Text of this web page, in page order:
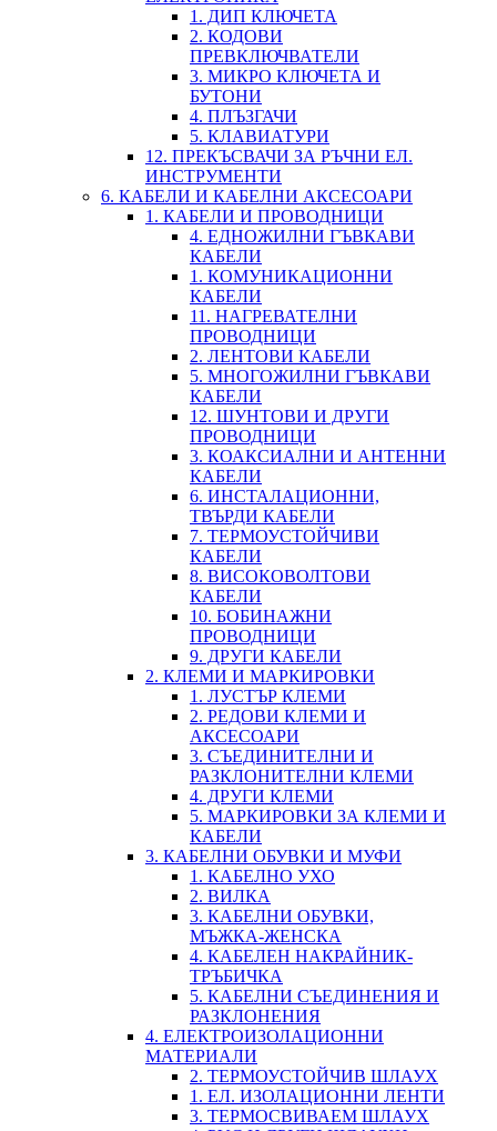
1. ДИП КЛЮЧЕТА
2. КОДОВИ
ПРЕВКЛЮЧВАТЕЛИ
3. МИКРО КЛЮЧЕТА И
БУТОНИ
4. ПЛЪЗГАЧИ
5. КЛАВИАТУРИ
12. ПРЕКЪСВАЧИ ЗА РЪЧНИ ЕЛ.
ИНСТРУМЕНТИ
6. КАБЕЛИ И КАБЕЛНИ АКСЕСОАРИ
1. КАБЕЛИ И ПРОВОДНИЦИ
4. ЕДНОЖИЛНИ ГЪВКАВИ
КАБЕЛИ
1. КОМУНИКАЦИОННИ
КАБЕЛИ
11. НАГРЕВАТЕЛНИ
ПРОВОДНИЦИ
2. ЛЕНТОВИ КАБЕЛИ
5. МНОГОЖИЛНИ ГЪВКАВИ
КАБЕЛИ
12. ШУНТОВИ И ДРУГИ
ПРОВОДНИЦИ
3. КОАКСИАЛНИ И АНТЕННИ
КАБЕЛИ
6. ИНСТАЛАЦИОННИ,
ТВЪРДИ КАБЕЛИ
7. ТЕРМОУСТОЙЧИВИ
КАБЕЛИ
8. ВИСОКОВОЛТОВИ
КАБЕЛИ
10. БОБИНАЖНИ
ПРОВОДНИЦИ
9. ДРУГИ КАБЕЛИ
2. КЛЕМИ И МАРКИРОВКИ
1. ЛУСТЪР КЛЕМИ
2. РЕДОВИ КЛЕМИ И
АКСЕСОАРИ
3. СЪЕДИНИТЕЛНИ И
РАЗКЛОНИТЕЛНИ КЛЕМИ
4. ДРУГИ КЛЕМИ
5. МАРКИРОВКИ ЗА КЛЕМИ И
КАБЕЛИ
3. КАБЕЛНИ ОБУВКИ И МУФИ
1. КАБЕЛНО УХО
2. ВИЛКА
3. КАБЕЛНИ ОБУВКИ,
МЪЖКА-ЖЕНСКА
4. КАБЕЛЕН НАКРАЙНИК-
ТРЪБИЧКА
5. КАБЕЛНИ СЪЕДИНЕНИЯ И
РАЗКЛОНЕНИЯ
4. ЕЛЕКТРОИЗОЛАЦИОННИ
МАТЕРИАЛИ
2. ТЕРМОУСТОЙЧИВ ШЛАУХ
1. ЕЛ. ИЗОЛАЦИОННИ ЛЕНТИ
3. ТЕРМОСВИВАЕМ ШЛАУХ